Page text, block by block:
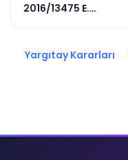
2016/13475 E.
Yargıtay Kararları